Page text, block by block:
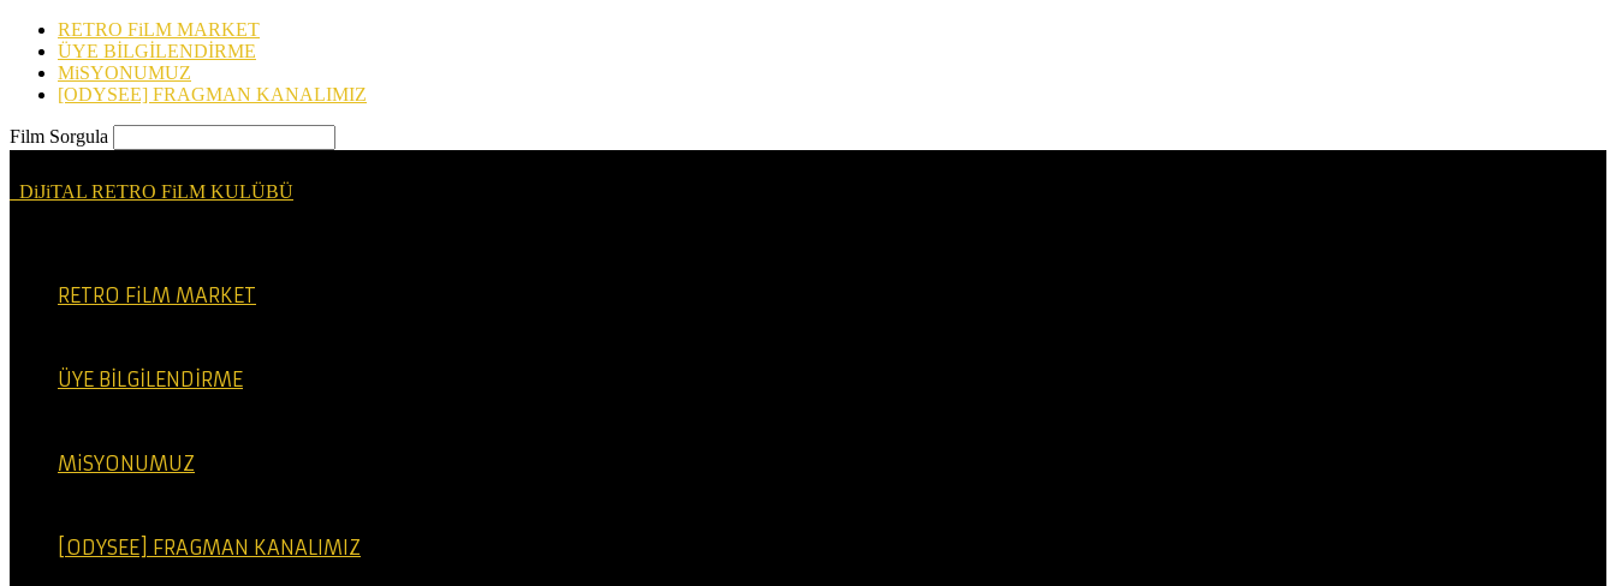
RETRO FiLM MARKET
ÜYE BİLGİLENDİRME
MiSYONUMUZ
[ODYSEE] FRAGMAN KANALIMIZ
Film Sorgula
DiJiTAL RETRO FiLM KULÜBÜ
RETRO FiLM MARKET
ÜYE BİLGİLENDİRME
MiSYONUMUZ
[ODYSEE] FRAGMAN KANALIMIZ